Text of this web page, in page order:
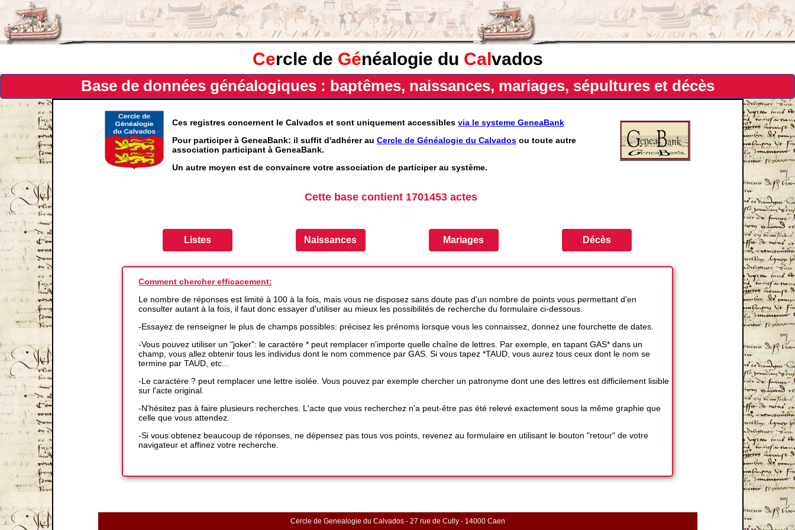
Cercle de Généalogie du Calvados
Base de données généalogiques : baptêmes, naissances, mariages, sépultures et décès
Ces registres concernent le Calvados et sont uniquement accessibles via le systeme GeneaBank
Pour participer à GeneaBank: il suffit d'adhérer au Cercle de Généalogie du Calvados ou toute autre
association participant à GeneaBank.
Un autre moyen est de convaincre votre association de participer au système.
Cette base contient 1701453 actes
Comment chercher efficacement:
Le nombre de réponses est limité à 100 à la fois, mais vous ne disposez sans doute pas d'un nombre de points vous permettant d'en
consulter autant à la fois, il faut donc essayer d'utiliser au mieux les possibilités de recherche du formulaire ci-dessous.
-Essayez de renseigner le plus de champs possibles: précisez les prénoms lorsque vous les connaissez, donnez une fourchette de dates.
-Vous pouvez utiliser un "joker": le caractère * peut remplacer n'importe quelle chaîne de lettres. Par exemple, en tapant GAS* dans un
champ, vous allez obtenir tous les individus dont le nom commence par GAS. Si vous tapez *TAUD, vous aurez tous ceux dont le nom se
termine par TAUD, etc...
-Le caractère ? peut remplacer une lettre isolée. Vous pouvez par exemple chercher un patronyme dont une des lettres est difficilement lisible
sur l'acte original.
-N'hésitez pas à faire plusieurs recherches. L'acte que vous recherchez n'a peut-être pas été relevé exactement sous la même graphie que
celle que vous attendez.
-Si vous obtenez beaucoup de réponses, ne dépensez pas tous vos points, revenez au formulaire en utilisant le bouton "retour" de votre
navigateur et affinez votre recherche.
Cercle de Genealogie du Calvados - 27 rue de Cully - 14000 Caen